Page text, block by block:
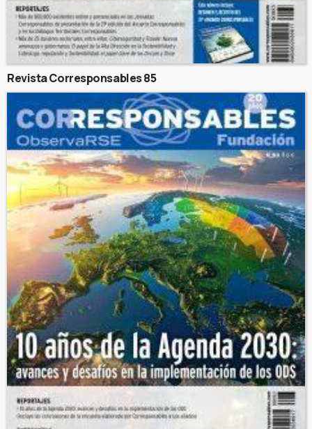
Revista Corresponsables 85